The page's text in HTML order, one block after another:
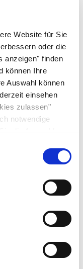
Website für Sie
oder die
anzeigen" finden
können Ihre
Auswahl können
einsehen
zulassen"
notwendige
die Auswahl
oder
zum 10. eines
Monats mit
zum
VRR
FahrradTickets
gültig sind.